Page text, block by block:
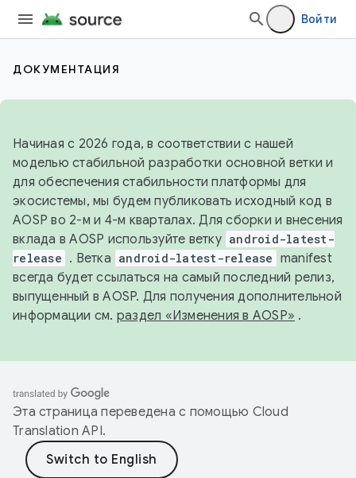
Войти
ДОКУМЕНТАЦИЯ
Начиная с 2026 года, в соответствии с нашей
моделью стабильной разработки основной ветки и
для обеспечения стабильности платформы для
экосистемы, мы будем публиковать исходный код в
AOSP во 2-м и 4-м кварталах. Для сборки и внесения
вклада в AOSP используйте ветку android-latest-
release . Ветка android-latest-release manifest
всегда будет ссылаться на самый последний релиз,
выпущенный в AOSP. Для получения дополнительной
информации см. раздел «Изменения в AOSP» .
Эта страница переведена с помощью Cloud
Translation API.